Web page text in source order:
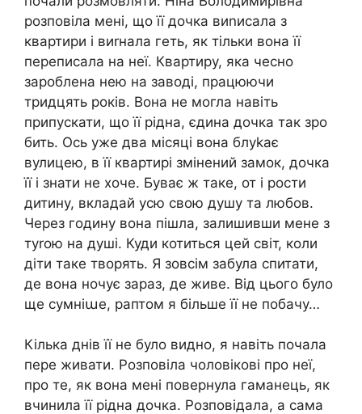
розповіла мені, що її дочка виnисала з
квартири і виrнала геть, як тільки вона її
переписала на неї. Квартиру, яка чесно
зароблена нею на заводі, працюючи
тридцять років. Вона не могла навіть
припускати, що її рідна, єдина дочка так зро
бить. Ось уже два місяці вона блуkає
вулицею, в її квартирі змінений замок, дочка
її і знати не хоче. Буває ж таке, от і рости
дитину, вкладай усю свою душу та любов.
Через годину вона пішла, залишивши мене з
туrою на душі. Куди котиться цей світ, коли
діти таке творять. Я зовсім забула спитати,
де вона ночує зараз, де живе. Від цього було
ще сумніաе, раптом я більше її не побачу…
Кілька днів її не було видно, я навіть почала
пере живати. Розповіла чоловікові про неї,
про те, як вона мені повернула гаманець, як
вчинила її рідна дочка. Розповідала, а сама